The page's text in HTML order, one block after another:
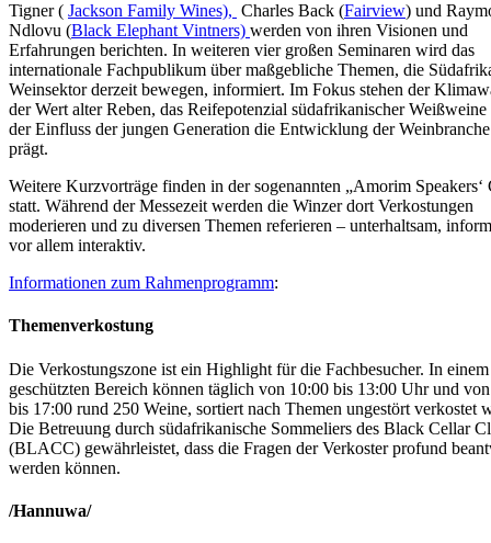
Tigner ( Jackson Family Wines), Charles Back (Fairview) und
Ndlovu (Black Elephant Vintners) werden von ihren Visionen und
Erfahrungen berichten. In weiteren vier großen Seminaren wird das
internationale Fachpublikum über maßgebliche Themen, die
Weinsektor derzeit bewegen, informiert. Im Fokus stehen der
der Wert alter Reben, das Reifepotenzial südafrikanischer
der Einfluss der jungen Generation die Entwicklung der
prägt.
Weitere Kurzvorträge finden in der sogenannten „Amorim Speakers‘
statt. Während der Messezeit werden die Winzer dort Verkostungen
moderieren und zu diversen Themen referieren – unterhaltsam,
vor allem interaktiv.
Informationen zum Rahmenprogramm:
Themenverkostung
Die Verkostungszone ist ein Highlight für die Fachbesucher. In einem
geschützten Bereich können täglich von 10:00 bis 13:00 Uhr und
bis 17:00 rund 250 Weine, sortiert nach Themen ungestört verkostet
Die Betreuung durch südafrikanische Sommeliers des Black Cellar
(BLACC) gewährleistet, dass die Fragen der Verkoster profund
werden können.
/Hannuwa/